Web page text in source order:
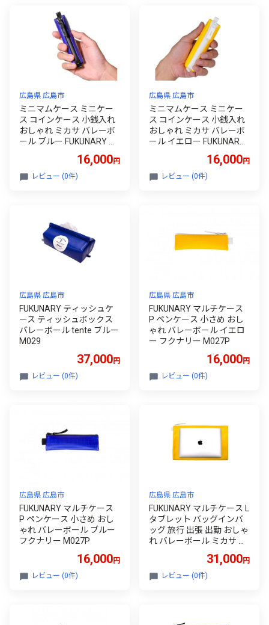
広島県 広島市
ミニマムケース ミニケー
ス コインケース 小銭入れ
おしゃれ ミカサ バレーボ
ール ブルー FUKUNARY フ
16,000円
レビュー (0件)
広島県 広島市
ミニマムケース ミニケー
ス コインケース 小銭入れ
おしゃれ ミカサ バレーボ
ール イエロー FUKUNARY
16,000円
レビュー (0件)
広島県 広島市
FUKUNARY ティッシュケ
ース ティッシュボックス
バレーボール tente ブルー
M029
37,000円
レビュー (0件)
広島県 広島市
FUKUNARY マルチケース
P ペンケース 小さめ おし
ゃれ バレーボール イエロ
ー フクナリー M027P
16,000円
レビュー (0件)
広島県 広島市
FUKUNARY マルチケース
P ペンケース 小さめ おし
ゃれ バレーボール ブルー
フクナリー M027P
16,000円
レビュー (0件)
広島県 広島市
FUKUNARY マルチケース L
タブレット バッグインバ
ッグ 旅行 出張 出勤 おしゃ
れ バレーボール ミカサ イ
31,000円
レビュー (0件)